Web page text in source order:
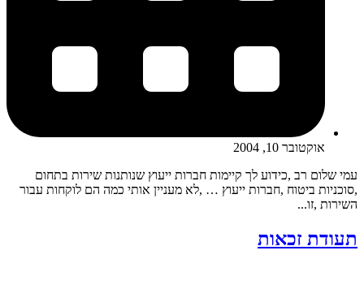
אוקטובר 10, 2004
עמי שלום רב ,כידוע לך קיימות חברות ייעוץ שנותנות שירות בתחום
,סוכניות ביטוח ,חברות ייעוץ … ,לא מעניין אותי כמה הם לוקחות עבור
השירות ,זו...
תעודת זכאות